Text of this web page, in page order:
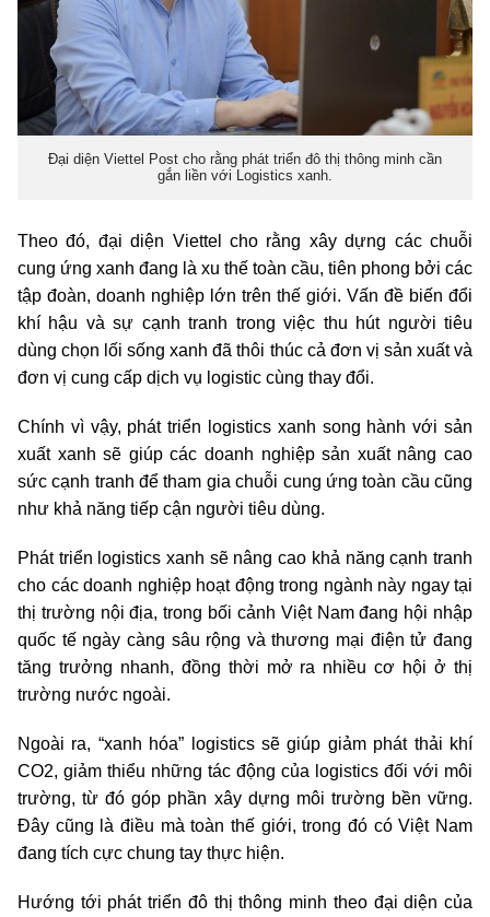
Đại diện Viettel Post cho rằng phát triển đô thị thông minh cần
gắn liền với Logistics xanh.
Theo đó, đại diện Viettel cho rằng xây dựng các chuỗi
cung ứng xanh đang là xu thế toàn cầu, tiên phong bởi các
tập đoàn, doanh nghiệp lớn trên thế giới. Vấn đề biến đổi
khí hậu và sự cạnh tranh trong việc thu hút người tiêu
dùng chọn lối sống xanh đã thôi thúc cả đơn vị sản xuất và
đơn vị cung cấp dịch vụ logistic cùng thay đổi.
Chính vì vậy, phát triển logistics xanh song hành với sản
xuất xanh sẽ giúp các doanh nghiệp sản xuất nâng cao
sức cạnh tranh để tham gia chuỗi cung ứng toàn cầu cũng
như khả năng tiếp cận người tiêu dùng.
Phát triển logistics xanh sẽ nâng cao khả năng cạnh tranh
cho các doanh nghiệp hoạt động trong ngành này ngay tại
thị trường nội địa, trong bối cảnh Việt Nam đang hội nhập
quốc tế ngày càng sâu rộng và thương mại điện tử đang
tăng trưởng nhanh, đồng thời mở ra nhiều cơ hội ở thị
trường nước ngoài.
Ngoài ra, “xanh hóa” logistics sẽ giúp giảm phát thải khí
CO2, giảm thiểu những tác động của logistics đối với môi
trường, từ đó góp phần xây dựng môi trường bền vững.
Đây cũng là điều mà toàn thế giới, trong đó có Việt Nam
đang tích cực chung tay thực hiện.
Hướng tới phát triển đô thị thông minh theo đại diện của